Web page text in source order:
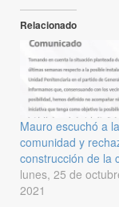
Relacionado
Mauro escuchó a la
comunidad y
construcción de la
lunes, 25 de
2021